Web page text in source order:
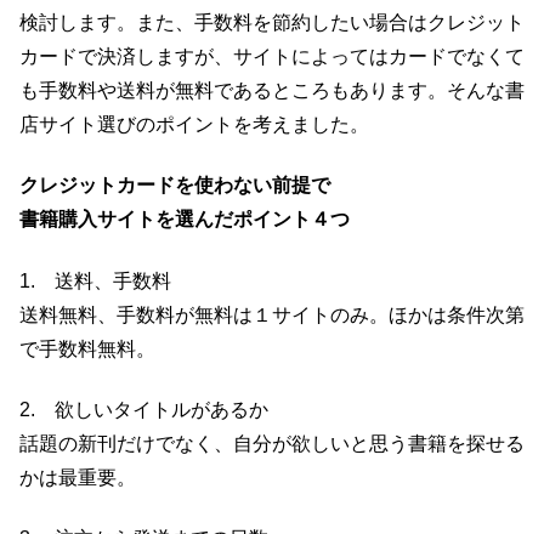
検討します。また、手数料を節約したい場合はクレジット
カードで決済しますが、サイトによってはカードでなくて
も手数料や送料が無料であるところもあります。そんな書
店サイト選びのポイントを考えました。
クレジットカードを使わない前提で
書籍購入サイトを選んだポイント４つ
1. 送料、手数料
送料無料、手数料が無料は１サイトのみ。ほかは条件次第
で手数料無料。
2. 欲しいタイトルがあるか
話題の新刊だけでなく、自分が欲しいと思う書籍を探せる
かは最重要。